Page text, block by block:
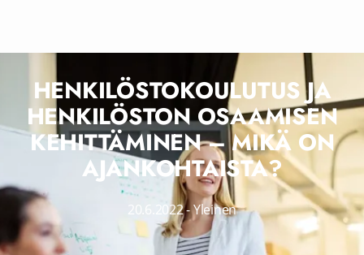
HENKILÖSTOKOULUTUS JA
HENKILÖSTON OSAAMISEN
KEHITTÄMINEN – MIKÄ ON
AJANKOHTAISTA?
20.6.2022-Yleinen